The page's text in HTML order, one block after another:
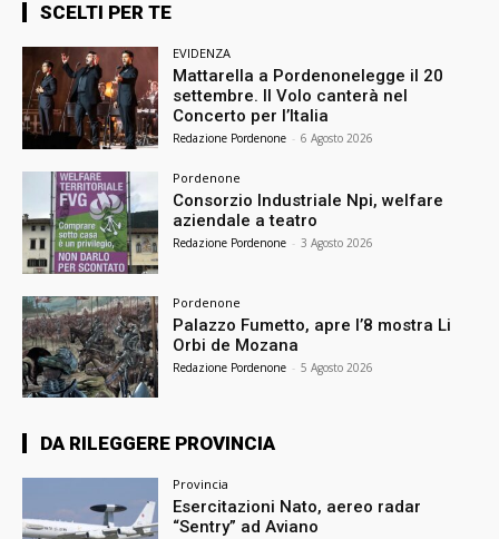
SCELTI PER TE
EVIDENZA
Mattarella a Pordenonelegge il 20
settembre. Il Volo canterà nel
Concerto per l’Italia
Redazione Pordenone - 6 Agosto 2026
Pordenone
Consorzio Industriale Npi, welfare
aziendale a teatro
Redazione Pordenone - 3 Agosto 2026
Pordenone
Palazzo Fumetto, apre l’8 mostra Li
Orbi de Mozana
Redazione Pordenone - 5 Agosto 2026
DA RILEGGERE PROVINCIA
Provincia
Esercitazioni Nato, aereo radar
“Sentry” ad Aviano